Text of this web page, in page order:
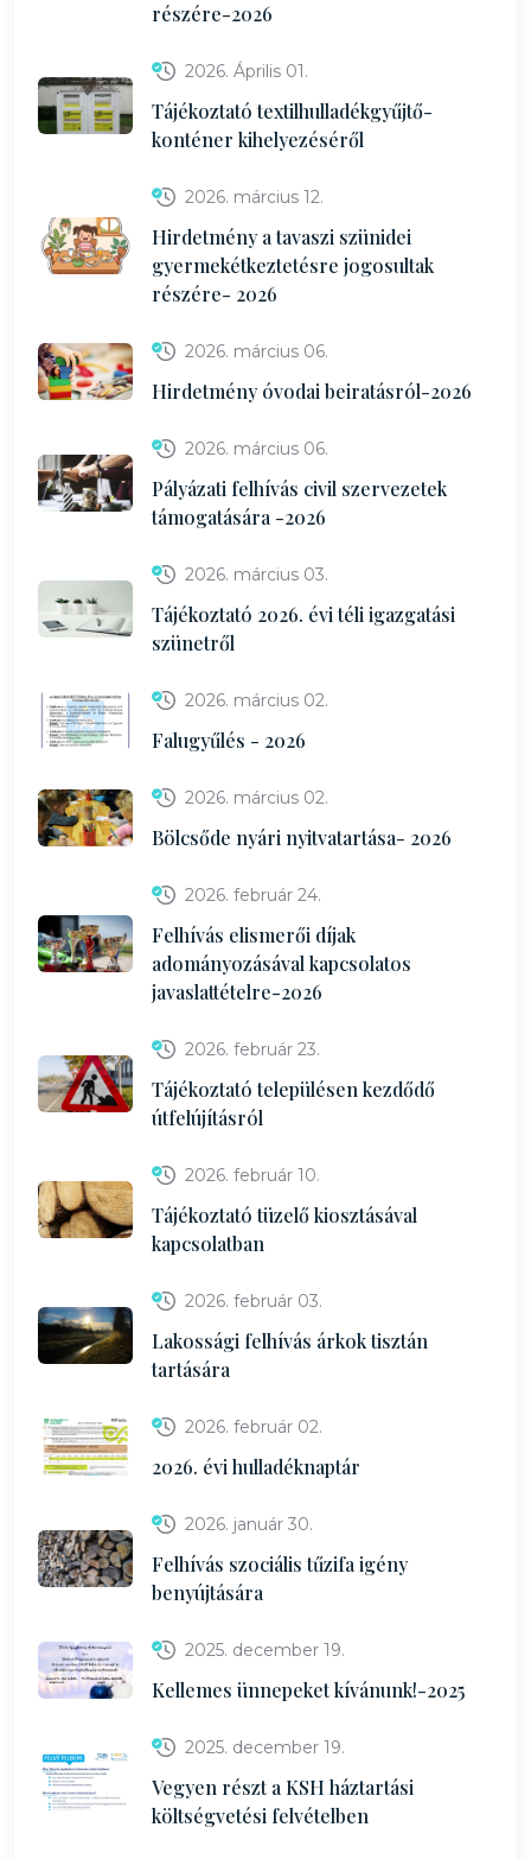
részére-2026
2026. Április 01.
Tájékoztató textilhulladékgyűjtő-
konténer kihelyezéséről
2026. március 12.
Hirdetmény a tavaszi szünidei
gyermekétkeztetésre jogosultak
részére- 2026
2026. március 06.
Hirdetmény óvodai beiratásról-2026
2026. március 06.
Pályázati felhívás civil szervezetek
támogatására -2026
2026. március 03.
Tájékoztató 2026. évi téli igazgatási
szünetről
2026. március 02.
Falugyűlés - 2026
2026. március 02.
Bölcsőde nyári nyitvatartása- 2026
2026. február 24.
Felhívás elismerői díjak
adományozásával kapcsolatos
javaslattételre-2026
2026. február 23.
Tájékoztató településen kezdődő
útfelújításról
2026. február 10.
Tájékoztató tüzelő kiosztásával
kapcsolatban
2026. február 03.
Lakossági felhívás árkok tisztán
tartására
2026. február 02.
2026. évi hulladéknaptár
2026. január 30.
Felhívás szociális tűzifa igény
benyújtására
2025. december 19.
Kellemes ünnepeket kívánunk!-2025
2025. december 19.
Vegyen részt a KSH háztartási
költségvetési felvételben